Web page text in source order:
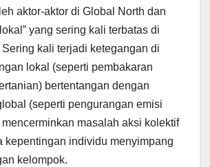
aktor-aktor di Global North dan
yang sering kali terbatas di
kali terjadi ketegangan di
lokal (seperti pembakaran
bertentangan dengan
(seperti pengurangan emisi
mencerminkan masalah aksi kolektif
kepentingan individu menyimpang
kelompok.